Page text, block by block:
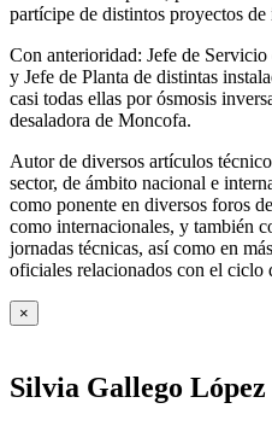
partícipe de distintos proyectos
Con anterioridad: Jefe de
y Jefe de Planta de distintas
casi todas ellas por ósmosis
desaladora de Moncofa.
Autor de diversos artículos
sector, de ámbito nacional e
como ponente en diversos foros
como internacionales, y también
jornadas técnicas, así como en
oficiales relacionados con el ciclo
×
Silvia Gallego López